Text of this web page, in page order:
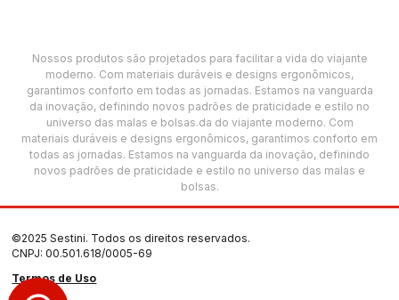
Nossos produtos são projetados para facilitar a vida do viajante
moderno. Com materiais duráveis e designs ergonômicos,
garantimos conforto em todas as jornadas. Estamos na vanguarda
da inovação, definindo novos padrões de praticidade e estilo no
universo das malas e bolsas.da do viajante moderno. Com
materiais duráveis e designs ergonômicos, garantimos conforto em
todas as jornadas. Estamos na vanguarda da inovação, definindo
novos padrões de praticidade e estilo no universo das malas e
bolsas.
©2025 Sestini. Todos os direitos reservados.
CNPJ: 00.501.618/0005-69
Termos de Uso